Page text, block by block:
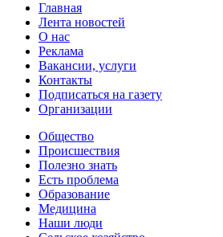
Главная
Лента новостей
О нас
Реклама
Вакансии, услуги
Контакты
Подписаться на газету
Организации
Общество
Происшествия
Полезно знать
Есть проблема
Образование
Медицина
Наши люди